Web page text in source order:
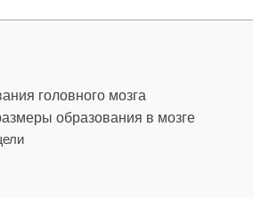
головного мозга
образования в мозге